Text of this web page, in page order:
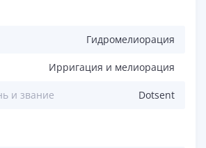
Гидромелиорация
Ирригация и мелиорация
и звание Dotsent